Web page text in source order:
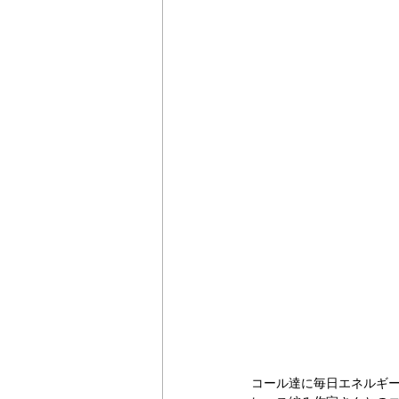
コール達に毎日エネルギ